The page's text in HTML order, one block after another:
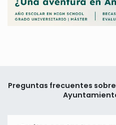
Preguntas frecuentes